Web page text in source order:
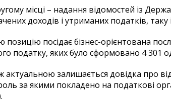
місці – надання відомостей із
доходів і утриманих податків,
позицію посідає бізнес-орієнтована
податку, яких було сформовано 4 301
актуальною залишається довідка про
за якими покладено на податкові